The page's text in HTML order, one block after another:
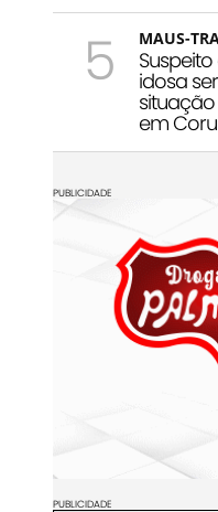
5 MAUS-
idosa
em
PUBLICIDADE
PUBLICIDADE